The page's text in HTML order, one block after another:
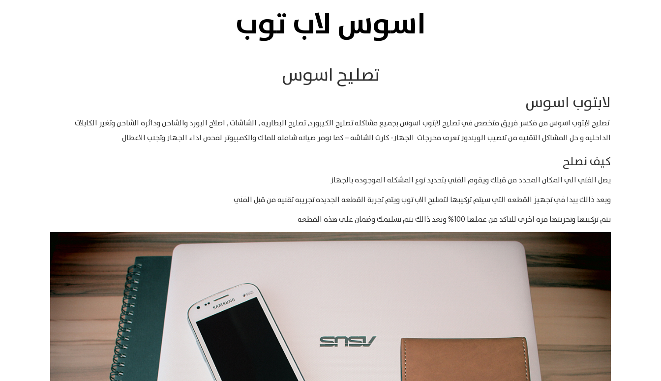
اسوس لاب توب
تصليح اسوس
لابتوب اسوس
تصليح لابتوب اسوس من فكسر فريق متخصص في تصليح لابتوب اسوس بجميع مشاكله تصليح الكيبورد, تصليح البطاريه , الشاشات , اصلاح البورد والشاحن ودائره الشاحن وتغير الكابلات
الداخليه و حل المشاكل التقنيه من تنصيب الويندوز تعرف مخرجات الجهاز- كارت الشاشه – كما نوفر صيانه شامله للماك والكمبيوتر لفحص اداء الجهاز وتجنب الاعطال
كيف نصلح
يصل الفني الي المكان المحدد من قبلك ويقوم الفني بتحديد نوع المشكله الموجوده بالجهاز
وبعد ذالك يبدا في تجهيز القطعه التي سيتم تركيبها لتصليح الاب توب ويتم تجربة القطعه الجديده تجريبه تقنيه من قبل الفني
يتم تركيبها وتجربتها مره اخري للتاكد من عملها 100% وبعد ذالك يتم تسليمك وضمان علي هذه القطعه